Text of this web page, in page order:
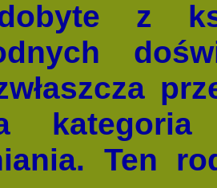
z
Ten